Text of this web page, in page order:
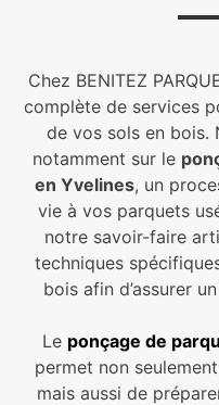
Chez BENITEZ
complète de services
de vos sols en bois.
notamment sur le
en Yvelines, un
vie à vos parquets
notre savoir-faire
techniques
bois afin d’assurer
Le ponçage de
permet non
mais aussi de